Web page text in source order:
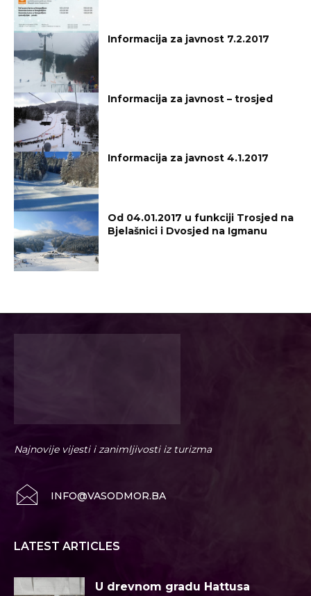
Informacija za javnost 7.2.2017
Informacija za javnost – trosjed
Informacija za javnost 4.1.2017
Od 04.01.2017 u funkciji Trosjed na
Bjelašnici i Dvosjed na Igmanu
Najnovije vijesti i zanimljivosti iz turizma
INFO@VASODMOR.BA
LATEST ARTICLES
U drevnom gradu Hattusa